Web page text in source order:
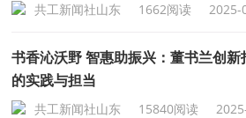
共工新闻社山东 1662阅读 2025-
书香沁沃野 智惠助振兴：董书兰创
的实践与担当
共工新闻社山东 15840阅读